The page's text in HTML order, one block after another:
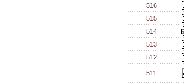
516
515
514
513
512
511